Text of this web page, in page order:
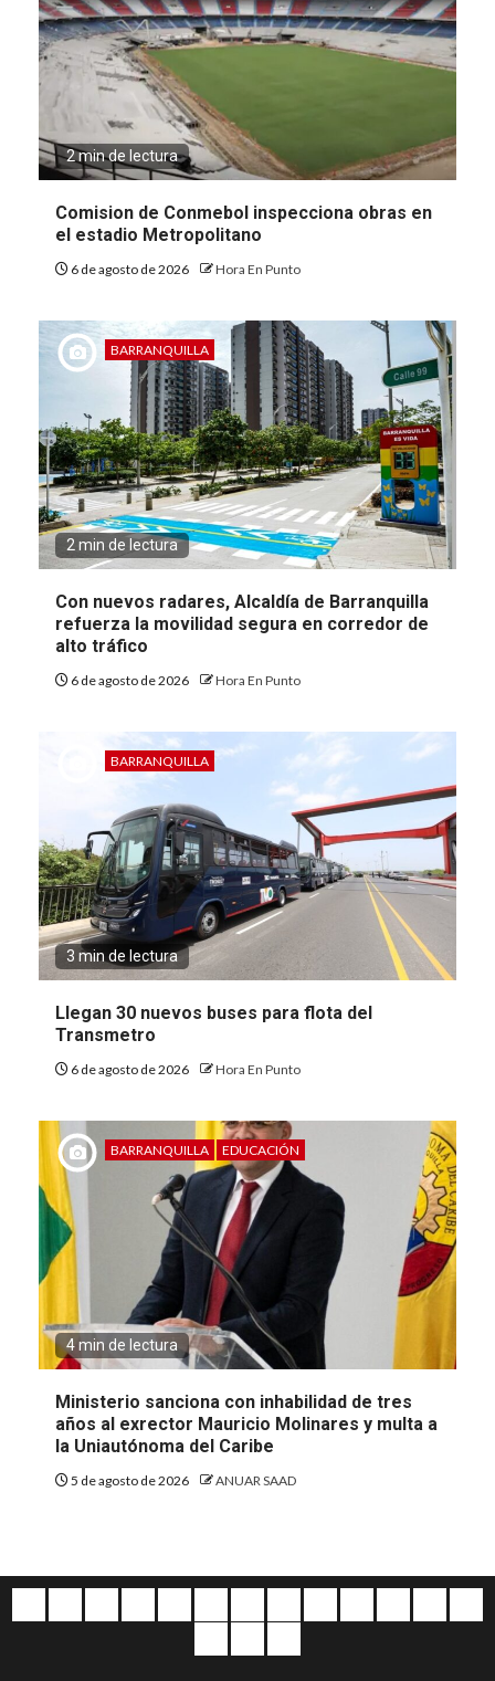
2 min de lectura
Comision de Conmebol inspecciona obras en
el estadio Metropolitano
6 de agosto de 2026 Hora En Punto
BARRANQUILLA
2 min de lectura
Con nuevos radares, Alcaldía de Barranquilla
refuerza la movilidad segura en corredor de
alto tráfico
6 de agosto de 2026 Hora En Punto
BARRANQUILLA
3 min de lectura
Llegan 30 nuevos buses para flota del
Transmetro
6 de agosto de 2026 Hora En Punto
BARRANQUILLA EDUCACIÓN
4 min de lectura
Ministerio sanciona con inhabilidad de tres
años al exrector Mauricio Molinares y multa a
la Uniautónoma del Caribe
5 de agosto de 2026 ANUAR SAAD